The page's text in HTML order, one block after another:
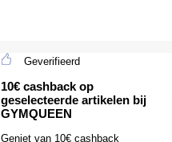
Geverifieerd
10€ cashback op
geselecteerde artikelen bij
GYMQUEEN
Geniet van 10€ cashback